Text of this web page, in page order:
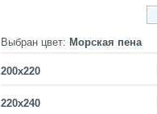
Выбран цвет: Морская пена
200x220
220x240